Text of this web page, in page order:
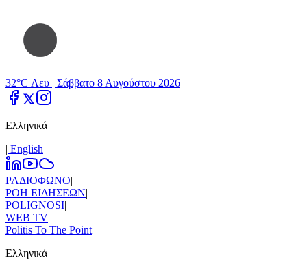
32°C Λευ | Σάββατο 8 Αυγούστου 2026
Ελληνικά
| Εnglish
ΡΑΔΙΟΦΩΝΟ|
ΡΟΗ ΕΙΔΗΣΕΩΝ|
POLIGNOSI|
WEB TV|
Politis To The Point
Ελληνικά